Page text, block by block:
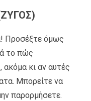
Προσέξτε όμως
το πώς
ακόμα κι αν αυτές
Μπορείτε να
παρορμήσετε.